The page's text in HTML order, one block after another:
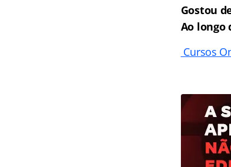
Gostou
Ao longo
Cursos